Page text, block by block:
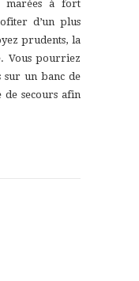
marées à fort
d’un plus
prudents, la
Vous pourriez
un banc de
de secours afin